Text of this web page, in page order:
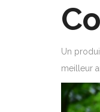
Un
meilleur